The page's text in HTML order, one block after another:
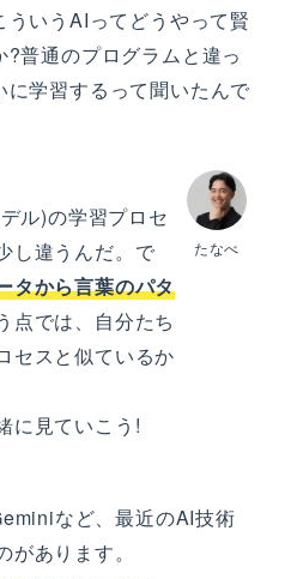
ういうAIってどうやって賢
?普通のプログラムと違っ
に学習するって聞いたんで
たなべ
ル)の学習プロセ
し違うんだ。で
タから言葉のパタ
点では、自分たち
セスと似ているか
に見ていこう!
など、最近のAI技術
あります。